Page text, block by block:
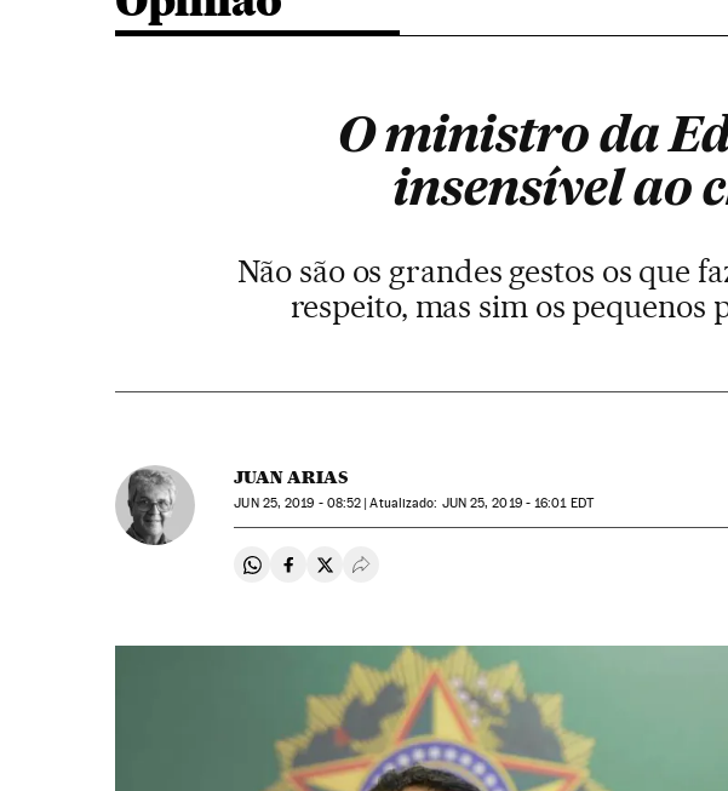
O ministro da
insensível ao
Não são os grandes gestos os que
respeito, mas sim os
JUAN ARIAS
JUN25, 2019 - 08:52 atualizado: JUN25, 2019 - 16:01EDT
Compartir en Whatsapp
Compartir en Facebook
Compartir en Twitter
Desplegar Redes Sociales